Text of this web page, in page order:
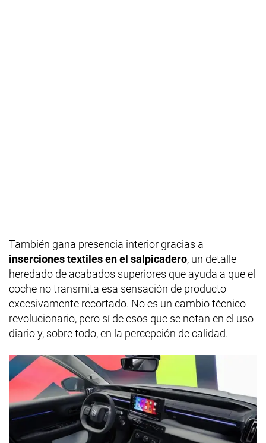
También gana presencia interior gracias a
inserciones textiles en el salpicadero, un detalle
heredado de acabados superiores que ayuda a que el
coche no transmita esa sensación de producto
excesivamente recortado. No es un cambio técnico
revolucionario, pero sí de esos que se notan en el uso
diario y, sobre todo, en la percepción de calidad.